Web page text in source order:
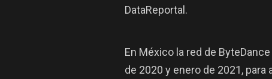
DataReportal.
En México la red de
de 2020 y enero de 2021,